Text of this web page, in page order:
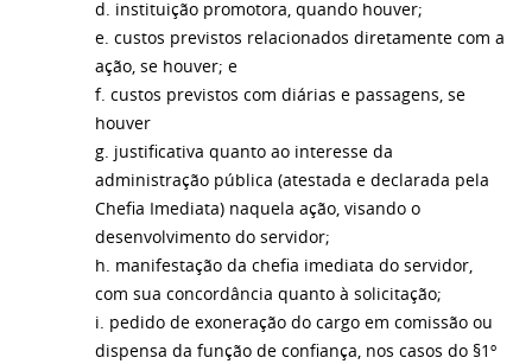
d. instituição promotora, quando houver;
e. custos previstos relacionados diretamente com a
ação, se houver; e
f. custos previstos com diárias e passagens, se
houver
g. justificativa quanto ao interesse da
administração pública (atestada e declarada pela
Chefia Imediata) naquela ação, visando o
desenvolvimento do servidor;
h. manifestação da chefia imediata do servidor,
com sua concordância quanto à solicitação;
i. pedido de exoneração do cargo em comissão ou
dispensa da função de confiança, nos casos do §1º